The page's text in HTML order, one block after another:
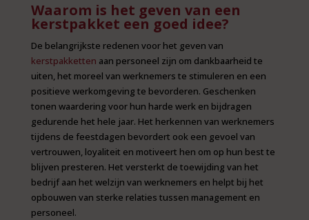
Waarom is het geven van een
kerstpakket een goed idee?
De belangrijkste redenen voor het geven van
kerstpakketten aan personeel zijn om dankbaarheid te
uiten, het moreel van werknemers te stimuleren en een
positieve werkomgeving te bevorderen. Geschenken
tonen waardering voor hun harde werk en bijdragen
gedurende het hele jaar. Het herkennen van werknemers
tijdens de feestdagen bevordert ook een gevoel van
vertrouwen, loyaliteit en motiveert hen om op hun best te
blijven presteren. Het versterkt de toewijding van het
bedrijf aan het welzijn van werknemers en helpt bij het
opbouwen van sterke relaties tussen management en
personeel.